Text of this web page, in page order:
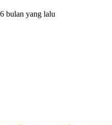
6 bulan yang lalu